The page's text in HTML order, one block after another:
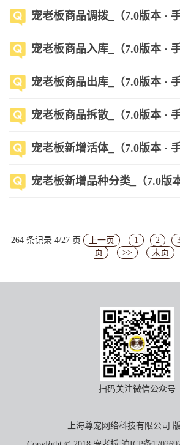
宠老板商品调拨_（7.0版本 ·
宠老板商品入库_（7.0版本 ·
宠老板商品出库_（7.0版本 ·
宠老板商品拆散_（7.0版本 ·
宠老板新增活体_（7.0版本 ·
宠老板新增品种分类_（7.0版
264 条记录 4/27 页 上一页 1 2
页
>> 末页
扫码关注微信公众号
上海尊宠网络科技有限公司